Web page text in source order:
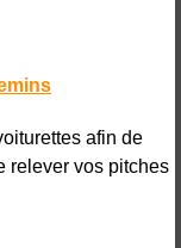
afin de
relever vos pitches